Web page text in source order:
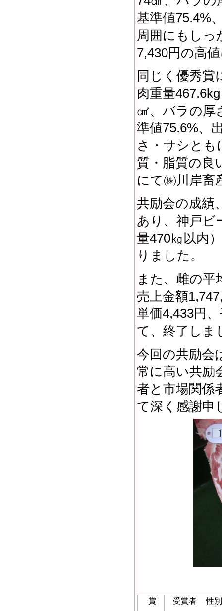
基準値75.4%
周囲にもしっ
7,430円の高
同じく優秀賞
肉重量
㎠、バラの厚
準値75.6%、
さ・サシとも
質・脂質の良
にて㈱川岸畜
共励会の成績
あり、神戸ビ
量470㎏以内
りました。
また、雌の平
売上金額
単価4,433円
て、終了しま
今回の共励会
常に高い共励
者と市場関係
て深く感謝申
賞 受賞者
性別